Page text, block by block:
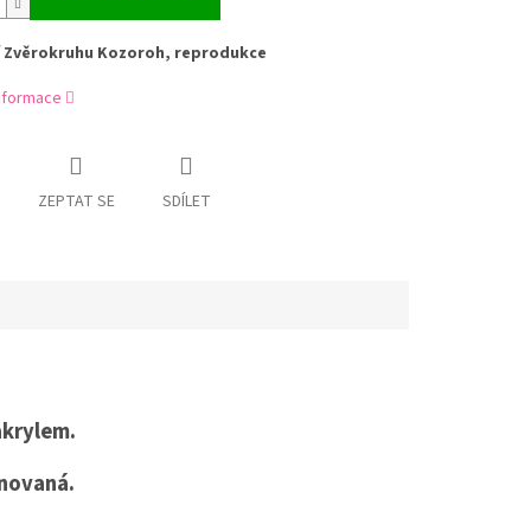
Zvěrokruhu Kozoroh, reprodukce
ZEPTAT SE SDÍLET